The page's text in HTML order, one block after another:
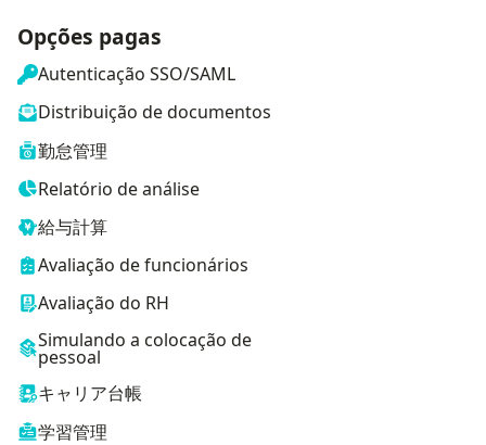
Opções pagas
Autenticação SSO/SAML
Distribuição de documentos
勤怠管理
Relatório de análise
給与計算
Avaliação de funcionários
Avaliação do RH
Simulando a colocação de
pessoal
キャリア台帳
学習管理